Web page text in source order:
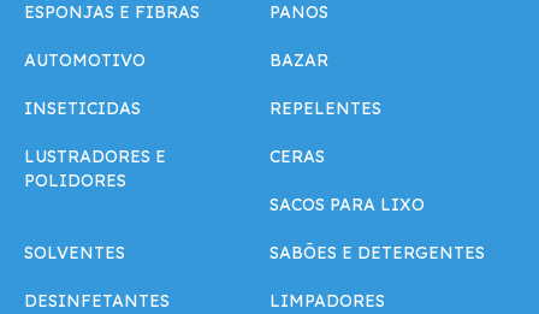
ESPONJAS E FIBRAS PANOS
AUTOMOTIVO BAZAR
INSETICIDAS REPELENTES
LUSTRADORES E
POLIDORES
CERAS
SACOS PARA LIXO
SOLVENTES SABÕES E DETERGENTES
DESINFETANTES LIMPADORES